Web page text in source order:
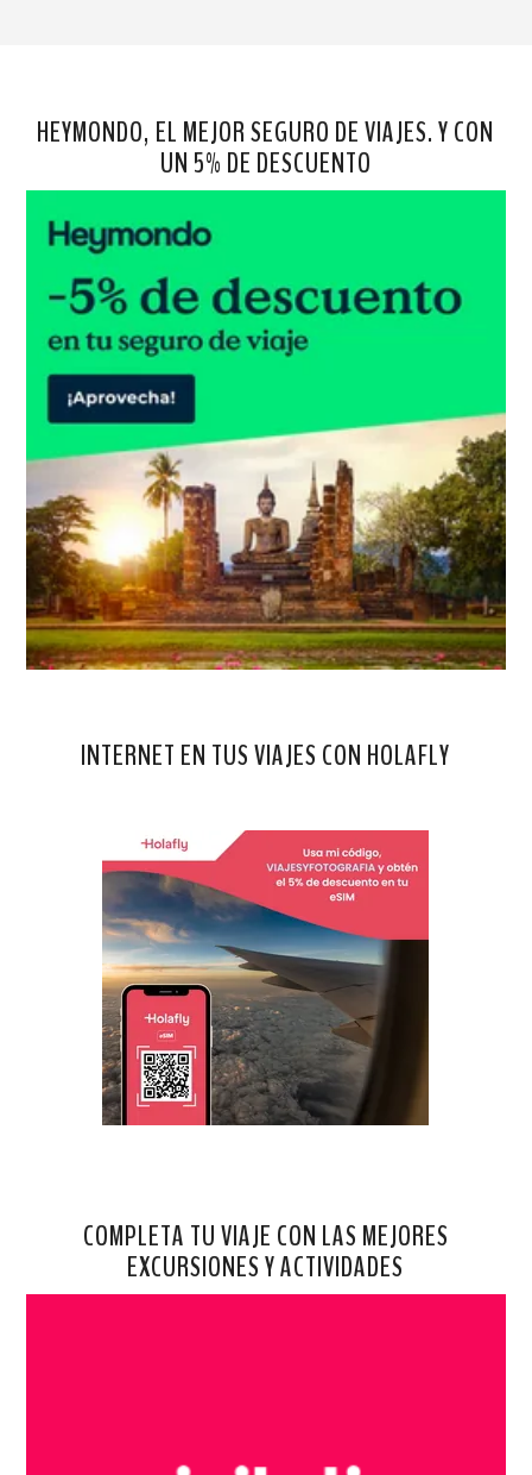
HEYMONDO, EL MEJOR SEGURO DE VIAJES. Y CON
UN 5% DE DESCUENTO
INTERNET EN TUS VIAJES CON HOLAFLY
COMPLETA TU VIAJE CON LAS MEJORES
EXCURSIONES Y ACTIVIDADES